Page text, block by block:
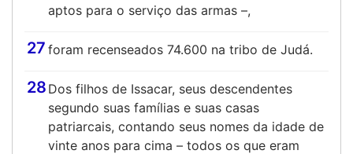
aptos para o serviço das armas –,
27 foram recenseados 74.600 na tribo de Judá.
28 Dos filhos de Issacar, seus descendentes
segundo suas famílias e suas casas
patriarcais, contando seus nomes da idade de
vinte anos para cima – todos os que eram